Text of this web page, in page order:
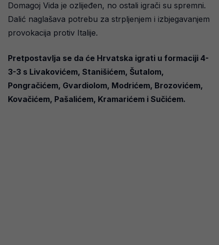
Domagoj Vida je ozlijeđen, no ostali igrači su spremni.
Dalić naglašava potrebu za strpljenjem i izbjegavanjem
provokacija protiv Italije.
Pretpostavlja se da će Hrvatska igrati u formaciji 4-
3-3 s Livakovićem, Stanišićem, Šutalom,
Pongračićem, Gvardiolom, Modrićem, Brozovićem,
Kovačićem, Pašalićem, Kramarićem i Sučićem.